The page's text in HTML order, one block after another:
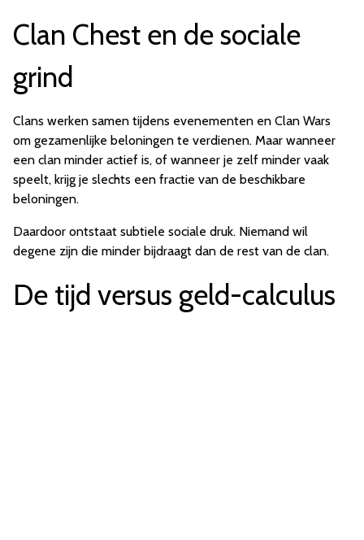
Clan Chest en de sociale
grind
Clans werken samen tijdens evenementen en Clan Wars
om gezamenlijke beloningen te verdienen. Maar wanneer
een clan minder actief is, of wanneer je zelf minder vaak
speelt, krijg je slechts een fractie van de beschikbare
beloningen.
Daardoor ontstaat subtiele sociale druk. Niemand wil
degene zijn die minder bijdraagt dan de rest van de clan.
De tijd versus geld-calculus